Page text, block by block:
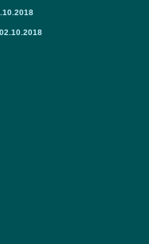
02.10.2018